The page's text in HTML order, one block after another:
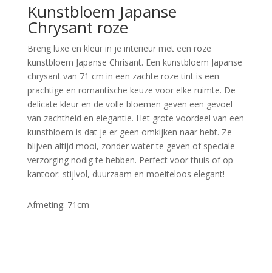
Kunstbloem Japanse
Chrysant roze
Breng luxe en kleur in je interieur met een roze
kunstbloem Japanse Chrisant. Een kunstbloem Japanse
chrysant van 71 cm in een zachte roze tint is een
prachtige en romantische keuze voor elke ruimte. De
delicate kleur en de volle bloemen geven een gevoel
van zachtheid en elegantie. Het grote voordeel van een
kunstbloem is dat je er geen omkijken naar hebt. Ze
blijven altijd mooi, zonder water te geven of speciale
verzorging nodig te hebben. Perfect voor thuis of op
kantoor: stijlvol, duurzaam en moeiteloos elegant!
Afmeting: 71cm